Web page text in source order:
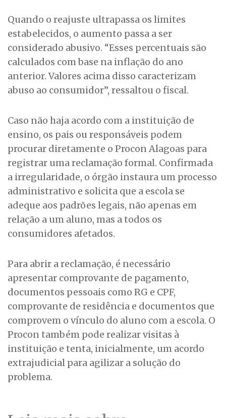
Quando o reajuste ultrapassa os limites
estabelecidos, o aumento passa a ser
considerado abusivo. “Esses percentuais são
calculados com base na inflação do ano
anterior. Valores acima disso caracterizam
abuso ao consumidor”, ressaltou o fiscal.
Caso não haja acordo com a instituição de
ensino, os pais ou responsáveis podem
procurar diretamente o Procon Alagoas para
registrar uma reclamação formal. Confirmada
a irregularidade, o órgão instaura um processo
administrativo e solicita que a escola se
adeque aos padrões legais, não apenas em
relação a um aluno, mas a todos os
consumidores afetados.
Para abrir a reclamação, é necessário
apresentar comprovante de pagamento,
documentos pessoais como RG e CPF,
comprovante de residência e documentos que
comprovem o vínculo do aluno com a escola. O
Procon também pode realizar visitas à
instituição e tenta, inicialmente, um acordo
extrajudicial para agilizar a solução do
problema.